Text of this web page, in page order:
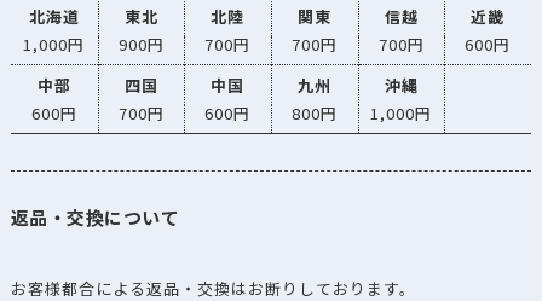
北海道 東北 北陸 関東 信越
近畿
1,000円
900円 700円 700円 700円
600円
中部
四国 中国 九州
沖縄
600円
700円 600円 800円 1,000円
返品・交換について
お客様都合による返品・交換はお断りしております。